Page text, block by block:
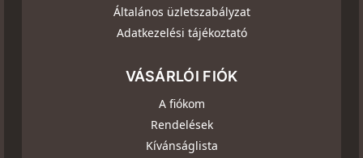
Általános üzletszabályzat
Adatkezelési tájékoztató
VÁSÁRLÓI FIÓK
A fiókom
Rendelések
Kívánságlista